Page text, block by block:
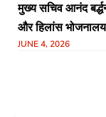
मुख्य सचिव आनंद
और हिलांस
JUNE 4, 2026